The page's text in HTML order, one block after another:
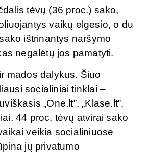
tėvų (36 proc.) sako,
vaikų elgesio, o du
ištrinantys naršymo
negalėtų jos pamatyti.
mados dalykus. Šiuo
socialiniai tinklai –
„One.lt”, „Klase.lt”,
44 proc. tėvų atvirai sako
veikia socialiniuose
jų privatumo